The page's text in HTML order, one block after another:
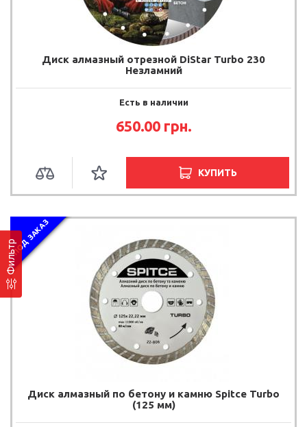
Фильтр
Диск алмазный отрезной DiStar Turbo 230
Незламний
Есть в наличии
650.00 грн.
КУПИТЬ
ПОД ЗАКАЗ
Диск алмазный по бетону и камню Spitce Turbo
(125 мм)